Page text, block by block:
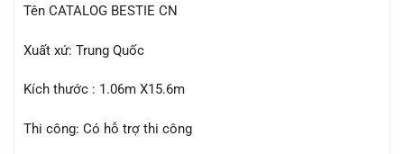
Tên CATALOG BESTIE CN
Xuất xứ: Trung Quốc
Kích thước : 1.06m X15.6m
Thi công: Có hỗ trợ thi công